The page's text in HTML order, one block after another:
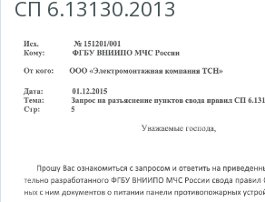
СП 6.13130.2013